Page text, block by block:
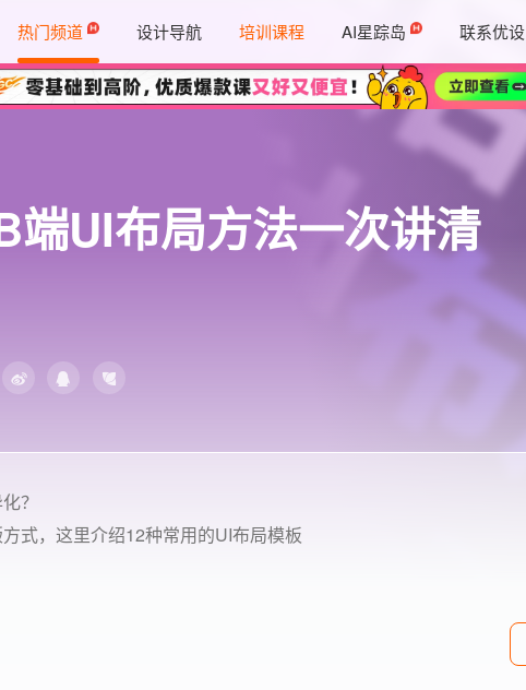
热门频道 设计导航 培训课程 AI星踪岛 联系优设
UI布局方法一次讲清
？
式，这里介绍12种常用的UI布局模板